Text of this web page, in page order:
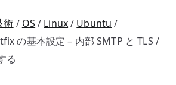
術 OS Linux
Ubuntu
の基本設定 – 内部 SMTP と TLS /
る